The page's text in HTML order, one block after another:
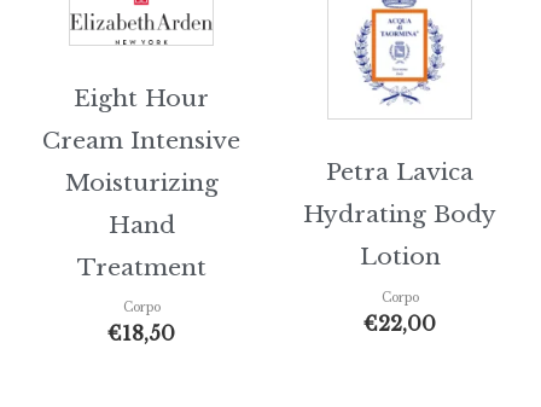
Eight Hour
Cream Intensive
Moisturizing
Hand
Treatment
Corpo
€18,50
Petra Lavica
Hydrating Body
Lotion
Corpo
€22,00